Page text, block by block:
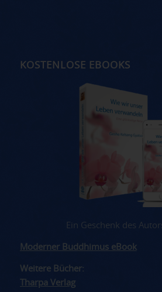
KOSTENLOSE EBOOKS
Ein Geschenk des
Moderner Buddhimus eBook
Weitere Bücher:
Tharpa Verlag